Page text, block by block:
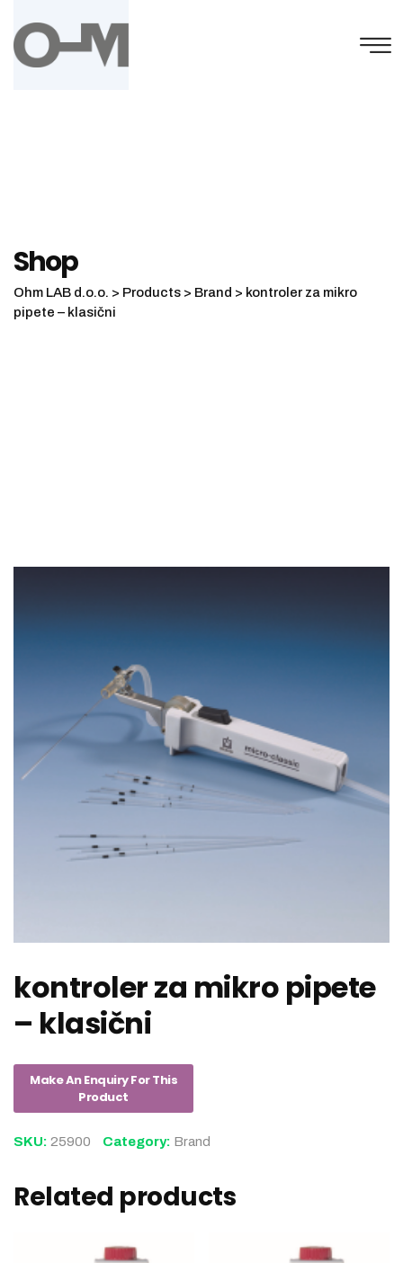
content
Shop
Ohm LAB d.o.o. > Products > Brand > kontroler za mikro
pipete – klasični
kontroler za mikro pipete
– klasični
SKU: 25900 Category: Brand
Related products